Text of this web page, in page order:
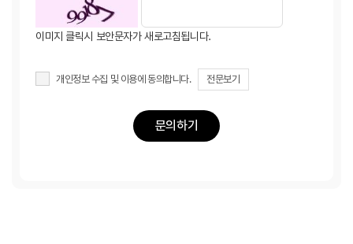
이미지 클릭시 보안문자가 새로고침됩니다.
개인정보 수집 및 이용에 동의합니다. 전문보기